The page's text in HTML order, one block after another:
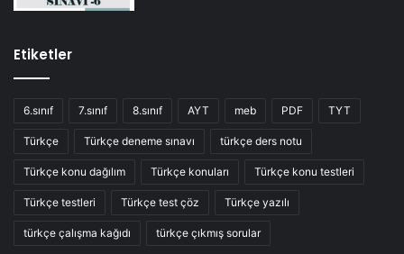
Etiketler
6.sınıf 7.sınıf 8.sınıf AYT meb PDF TYT
Türkçe Türkçe deneme sınavı türkçe ders notu
Türkçe konu dağılım Türkçe konuları Türkçe konu testleri
Türkçe testleri Türkçe test çöz Türkçe yazılı
türkçe çalışma kağıdı türkçe çıkmış sorular